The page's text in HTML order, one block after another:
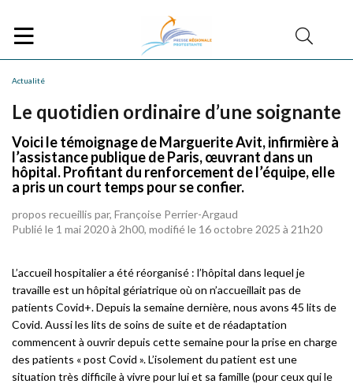
Actualité
Le quotidien ordinaire d’une soignante
Voici le témoignage de Marguerite Avit, infirmière à
l’assistance publique de Paris, œuvrant dans un
hôpital. Profitant du renforcement de l’équipe, elle
a pris un court temps pour se confier.
propos recueillis par, Françoise Perrier-Argaud
Publié le 1 mai 2020 à 2h00, modifié le 16 octobre 2025 à 21h20
L’accueil hospitalier a été réorganisé : l’hôpital dans lequel je
travaille est un hôpital gériatrique où on n’accueillait pas de
patients Covid+. Depuis la semaine dernière, nous avons 45 lits de
Covid. Aussi les lits de soins de suite et de réadaptation
commencent à ouvrir depuis cette semaine pour la prise en charge
des patients « post Covid ». L’isolement du patient est une
situation très difficile à vivre pour lui et sa famille (pour ceux qui le